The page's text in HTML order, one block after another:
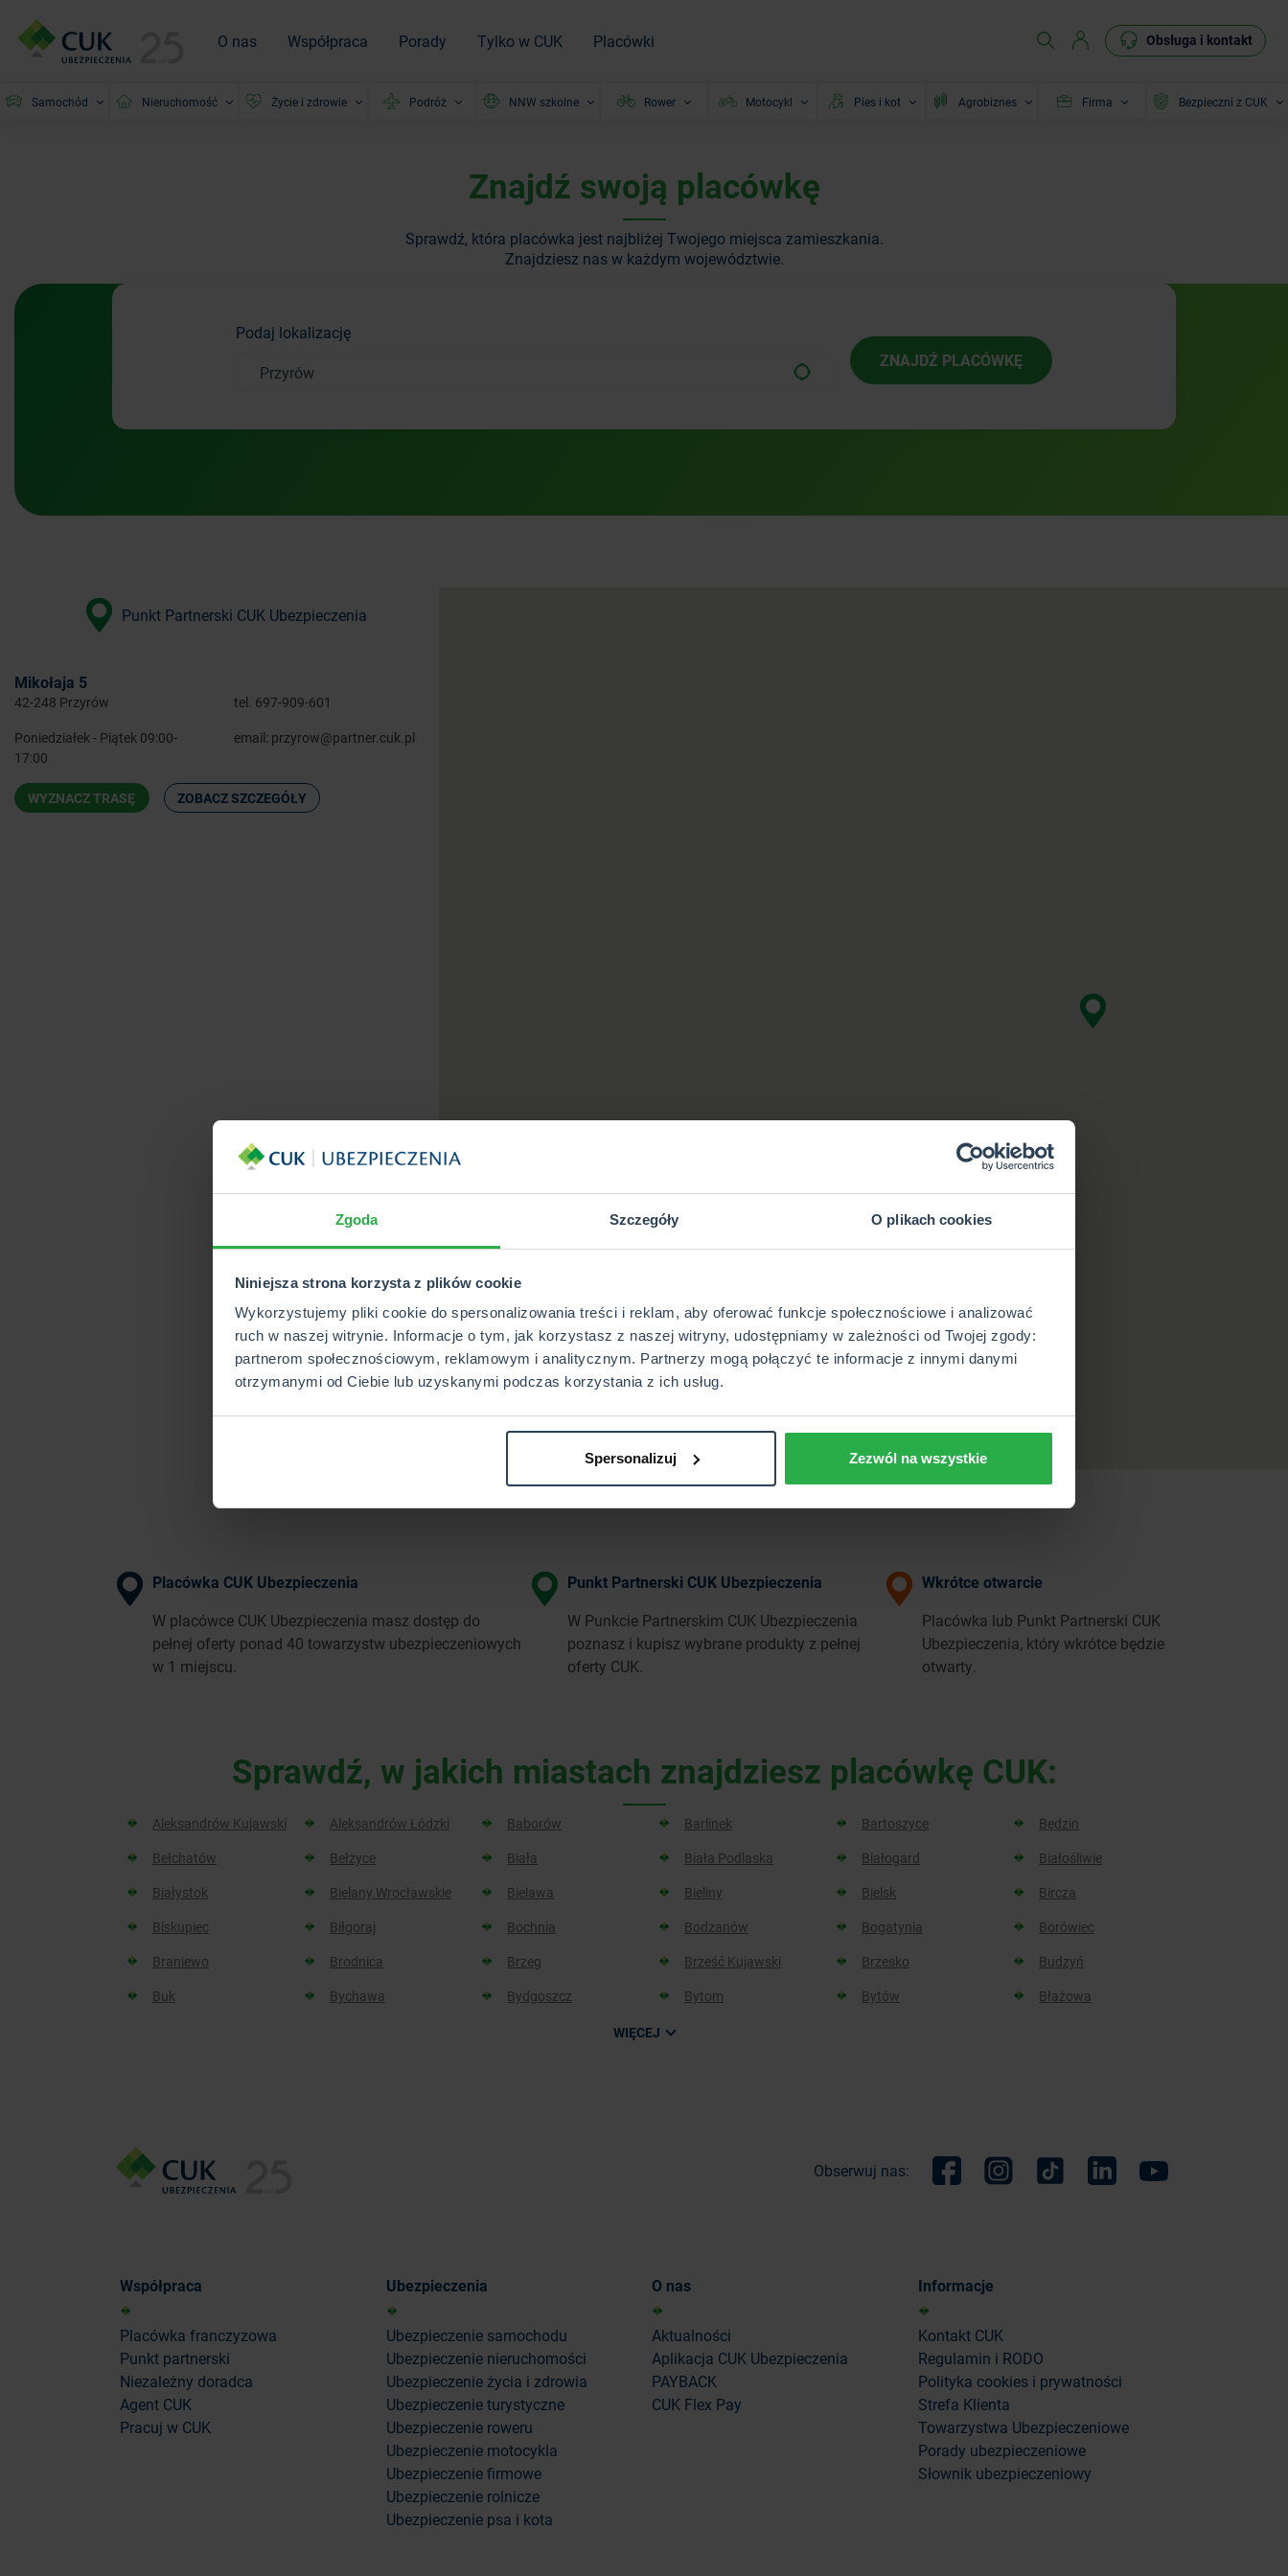
Zgoda Szczegóły O plikach cookies
Niniejsza strona korzysta z plików cookie
Wykorzystujemy pliki cookie do spersonalizowania treści i reklam, aby oferować funkcje społecznościowe i analizować
ruch w naszej witrynie. Informacje o tym, jak korzystasz z naszej witryny, udostępniamy w zależności od Twojej zgody:
partnerom społecznościowym, reklamowym i analitycznym. Partnerzy mogą połączyć te informacje z innymi danymi
otrzymanymi od Ciebie lub uzyskanymi podczas korzystania z ich usług.
Spersonalizuj Zezwól na wszystkie
O nas Współpraca Porady Tylko w CUK Placówki Obsługa i kontakt
Samochód Nieruchomość Życie i zdrowie Podróż NNW szkolne Rower Motocykl Pies i kot Agrobiznes Firma Bezpieczni z CUK
Znajdź swoją placówkę
Sprawdź, która placówka jest najbliżej Twojego miejsca zamieszkania.
Znajdziesz nas w każdym województwie.
Podaj lokalizację
ZNAJDŹ PLACÓWKĘ
Punkt Partnerski CUK Ubezpieczenia
Mikołaja 5
42-248 Przyrów
Poniedziałek - Piątek 09:00-
17:00
tel. 697-909-601
email: przyrow@partner.cuk.pl
WYZNACZ TRASĘ ZOBACZ SZCZEGÓŁY
Placówka CUK Ubezpieczenia
W placówce CUK Ubezpieczenia masz dostęp do
pełnej oferty ponad 40 towarzystw ubezpieczeniowych
w 1 miejscu.
Punkt Partnerski CUK Ubezpieczenia
W Punkcie Partnerskim CUK Ubezpieczenia
poznasz i kupisz wybrane produkty z pełnej
oferty CUK.
Wkrótce otwarcie
Placówka lub Punkt Partnerski CUK
Ubezpieczenia, który wkrótce będzie
otwarty.
Sprawdź, w jakich miastach znajdziesz placówkę CUK:
Aleksandrów Kujawski Aleksandrów Łódzki Baborów Barlinek Bartoszyce
Będzin
Bełchatów
Bełżyce Biała Biała Podlaska Białogard
Białośliwie
Białystok
Bielany Wrocławskie Bielawa Bieliny Bielsk
Bircza
Biskupiec
Biłgoraj Bochnia Bodzanów Bogatynia
Borówiec
Braniewo
Brodnica Brzeg Brześć Kujawski Brzesko
Budzyń
Buk
Bychawa Bydgoszcz Bytom Bytów
Błażowa
WIĘCEJ
Obserwuj nas:
Współpraca
Placówka franczyzowa
Punkt partnerski
Niezależny doradca
Agent CUK
Pracuj w CUK
Ubezpieczenia
Ubezpieczenie samochodu
Ubezpieczenie nieruchomości
Ubezpieczenie życia i zdrowia
Ubezpieczenie turystyczne
Ubezpieczenie roweru
Ubezpieczenie motocykla
Ubezpieczenie firmowe
Ubezpieczenie rolnicze
Ubezpieczenie psa i kota
O nas
Aktualności
Aplikacja CUK Ubezpieczenia
PAYBACK
CUK Flex Pay
Informacje
Kontakt CUK
Regulamin i RODO
Polityka cookies i prywatności
Strefa Klienta
Towarzystwa Ubezpieczeniowe
Porady ubezpieczeniowe
Słownik ubezpieczeniowy